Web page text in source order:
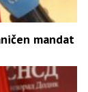
mandat